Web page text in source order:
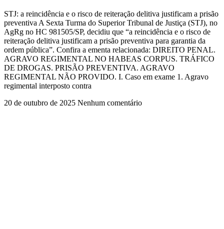
STJ: a reincidência e o risco de reiteração delitiva justificam a prisão
preventiva A Sexta Turma do Superior Tribunal de Justiça (STJ), no
AgRg no HC 981505/SP, decidiu que “a reincidência e o risco de
reiteração delitiva justificam a prisão preventiva para garantia da
ordem pública”. Confira a ementa relacionada: DIREITO PENAL.
AGRAVO REGIMENTAL NO HABEAS CORPUS. TRÁFICO
DE DROGAS. PRISÃO PREVENTIVA. AGRAVO
REGIMENTAL NÃO PROVIDO. I. Caso em exame 1. Agravo
regimental interposto contra
20 de outubro de 2025 Nenhum comentário